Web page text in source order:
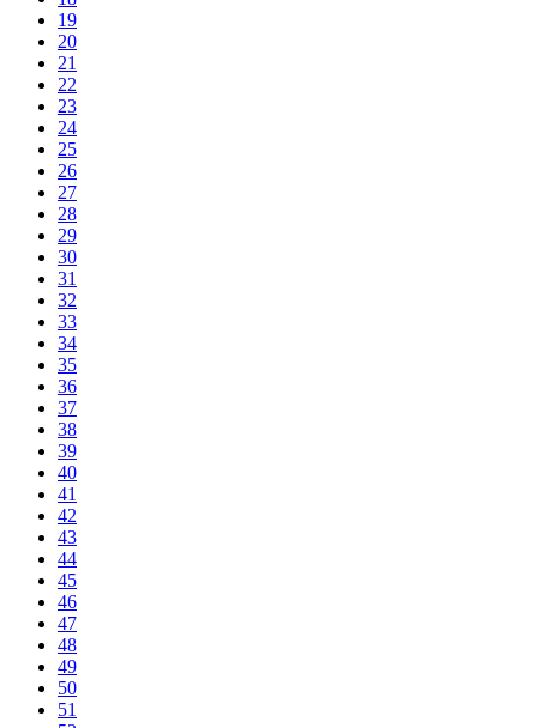
19
20
21
22
23
24
25
26
27
28
29
30
31
32
33
34
35
36
37
38
39
40
41
42
43
44
45
46
47
48
49
50
51